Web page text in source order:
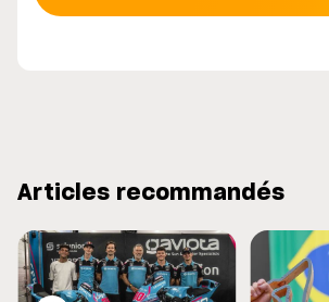
Articles recommandés